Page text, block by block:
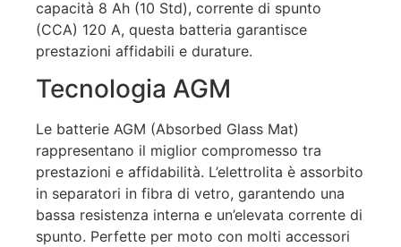
capacità 8 Ah (10 Std), corrente di spunto
(CCA) 120 A, questa batteria garantisce
prestazioni affidabili e durature.
Tecnologia AGM
Le batterie AGM (Absorbed Glass Mat)
rappresentano il miglior compromesso tra
prestazioni e affidabilità. L’elettrolita è assorbito
in separatori in fibra di vetro, garantendo una
bassa resistenza interna e un’elevata corrente di
spunto. Perfette per moto con molti accessori